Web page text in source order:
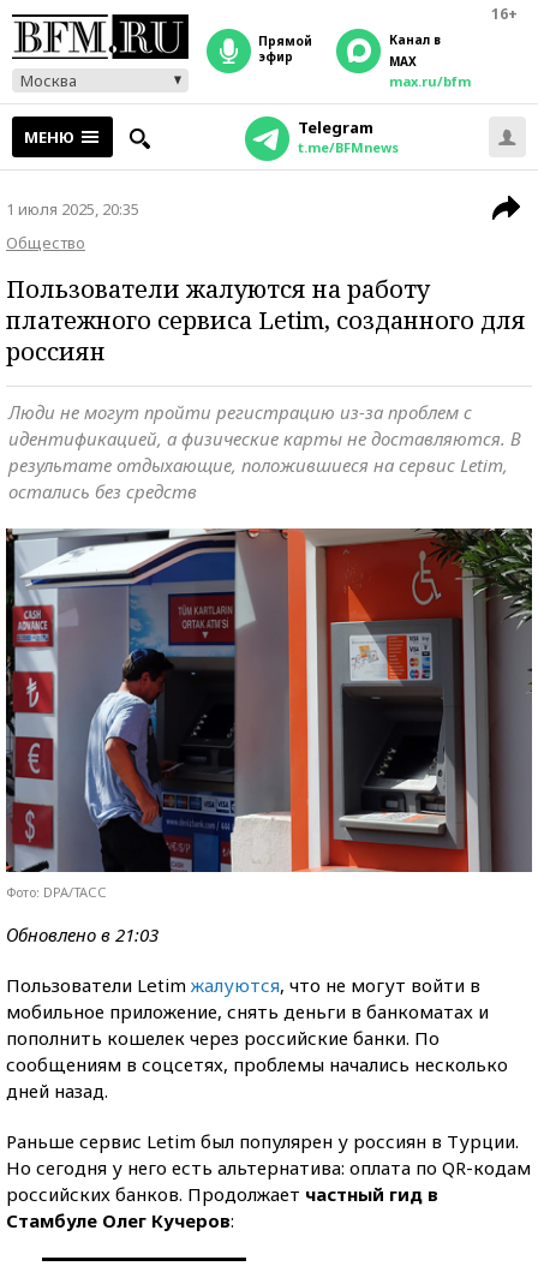
16+
Москва
прямой
эфир
Канал в
MAX
max.ru/bfm
МЕНЮ Telegram
t.me/BFMnews
1 июля 2025, 20:35
Общество
Пользователи жалуются на работу
платежного сервиса Letim, созданного для
россиян
Люди не могут пройти регистрацию из-за проблем с
идентификацией, а физические карты не доставляются. В
результате отдыхающие, положившиеся на сервис Letim,
остались без средств
Фото: DPA/ТАСС
Обновлено в 21:03
Пользователи Letim жалуются, что не могут войти в
мобильное приложение, снять деньги в банкоматах и
пополнить кошелек через российские банки. По
сообщениям в соцсетях, проблемы начались несколько
дней назад.
Раньше сервис Letim был популярен у россиян в Турции.
Но сегодня у него есть альтернатива: оплата по QR-кодам
российских банков. Продолжает частный гид в
Стамбуле Олег Кучеров: